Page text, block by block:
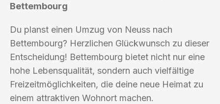
Bettembourg
Du planst einen Umzug von Neuss nach
Bettembourg? Herzlichen Glückwunsch zu dieser
Entscheidung! Bettembourg bietet nicht nur eine
hohe Lebensqualität, sondern auch vielfältige
Freizeitmöglichkeiten, die deine neue Heimat zu
einem attraktiven Wohnort machen.